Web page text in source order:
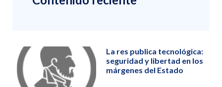
La res publica tecnológica:
seguridad y libertad en los
márgenes del Estado